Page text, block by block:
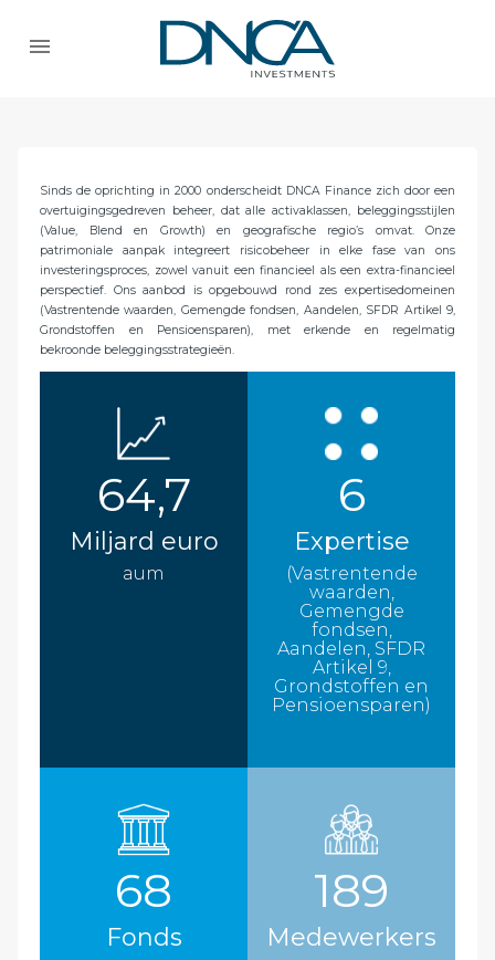
Sinds de oprichting in 2000 onderscheidt DNCA Finance zich door een
overtuigingsgedreven beheer, dat alle activaklassen, beleggingsstijlen
(Value, Blend en Growth) en geografische regio’s omvat. Onze
patrimoniale aanpak integreert risicobeheer in elke fase van ons
investeringsproces, zowel vanuit een financieel als een extra-financieel
perspectief. Ons aanbod is opgebouwd rond zes expertisedomeinen
(Vastrentende waarden, Gemengde fondsen, Aandelen, SFDR Artikel 9,
Grondstoffen en Pensioensparen), met erkende en regelmatig
bekroonde beleggingsstrategieën.
64,7
Miljard euro
aum
6
Expertise
(Vastrentende
waarden,
Gemengde
fondsen,
Aandelen, SFDR
Artikel 9,
Grondstoffen en
Pensioensparen)
68
Fonds
189
Medewerkers